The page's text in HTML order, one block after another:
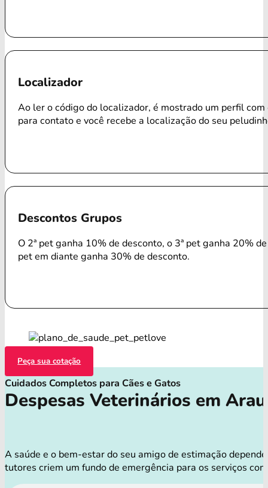
Localizador
Ao ler o código do localizador, é mostrado um perfil com
para contato e você recebe a localização do seu
Descontos Grupos
O 2ª pet ganha 10% de desconto, o 3ª pet ganha 20%
pet em diante ganha 30% de desconto.
Peça sua cotação
Cuidados Completos para Cães e Gatos
Despesas Veterinários em
A saúde e o bem-estar do seu amigo de estimação
tutores criem um fundo de emergência para os serviços